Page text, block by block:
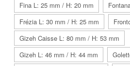
Fina L: 25 mm / H: 20 mm
Frézia L: 30 mm / H: 25 mm
Gizeh Caisse L: 80 mm / H: 53 mm
Gizeh L: 46 mm / H: 44 mm